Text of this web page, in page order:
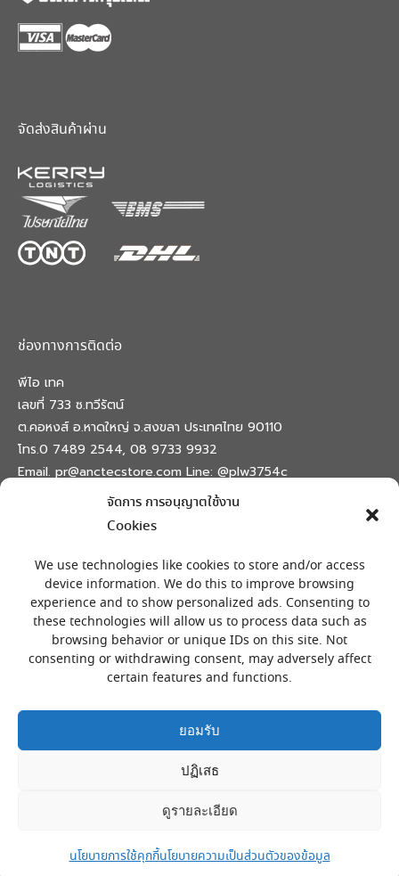
จัดการ การอนุญาตใช้งาน
Cookies
We use technologies like cookies to store and/or access
device information. We do this to improve browsing
experience and to show personalized ads. Consenting to
these technologies will allow us to process data such as
browsing behavior or unique IDs on this site. Not
consenting or withdrawing consent, may adversely affect
certain features and functions.
ยอมรับ
ปฏิเสธ
ดูรายละเอียด
นโยบายการใช้คุกกี้นโยบายความเป็นส่วนตัวของข้อมูล
จัดส่งสินค้าผ่าน
ช่องทางการติดต่อ
พีไอ เทค
เลขที่ 733 ซ.ทวีรัตน์
ต.คอหงส์ อ.หาดใหญ่ จ.สงขลา ประเทศไทย 90110
โทร.0 7489 2544, 08 9733 9932
Email. pr@anctecstore.com Line: @plw3754c
opens
new
window
opens
in
new
window
opens
in
new
window
opens
in
new
window
เครื่องหมายลงทะเบียน
สงวนลิขสิทธิ์ © โดย พีไอ เทค 733 ซ.ทวีรัตน์ อ.หาดใหญ่ จ.สงขลา
PI Tech, 733 Soi Thaveerat Hatyai, Songkhla 90110